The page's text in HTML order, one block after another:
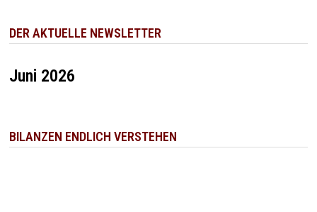
DER AKTUELLE NEWSLETTER
Juni 2026
BILANZEN ENDLICH VERSTEHEN